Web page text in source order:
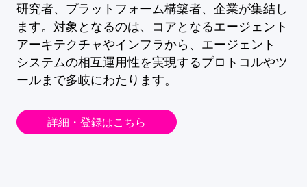
研究者、プラットフォーム構築者、企業が集結し
ます。対象となるのは、コアとなるエージェント
アーキテクチャやインフラから、エージェント
システムの相互運用性を実現するプロトコルやツ
ールまで多岐にわたります。
詳細・登録はこちら